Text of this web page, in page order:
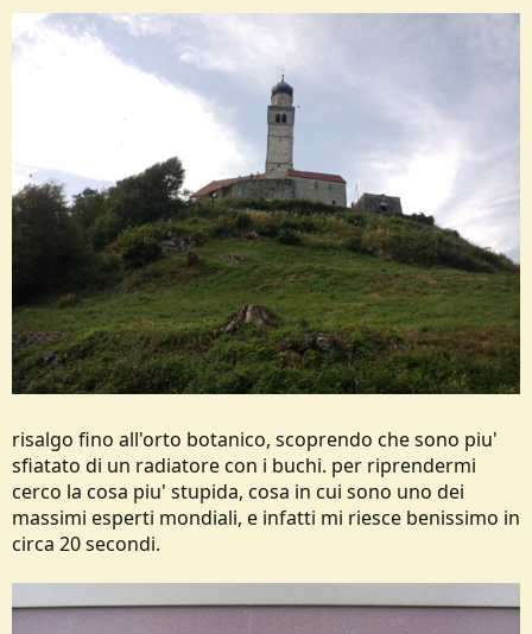
risalgo fino all'orto botanico, scoprendo che sono piu'
sfiatato di un radiatore con i buchi. per riprendermi
cerco la cosa piu' stupida, cosa in cui sono uno dei
massimi esperti mondiali, e infatti mi riesce benissimo in
circa 20 secondi.